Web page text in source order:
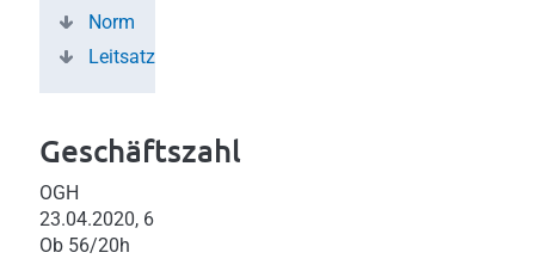
Norm
Leitsatz
Geschäftszahl
OGH
23.04.2020, 6
Ob 56/20h